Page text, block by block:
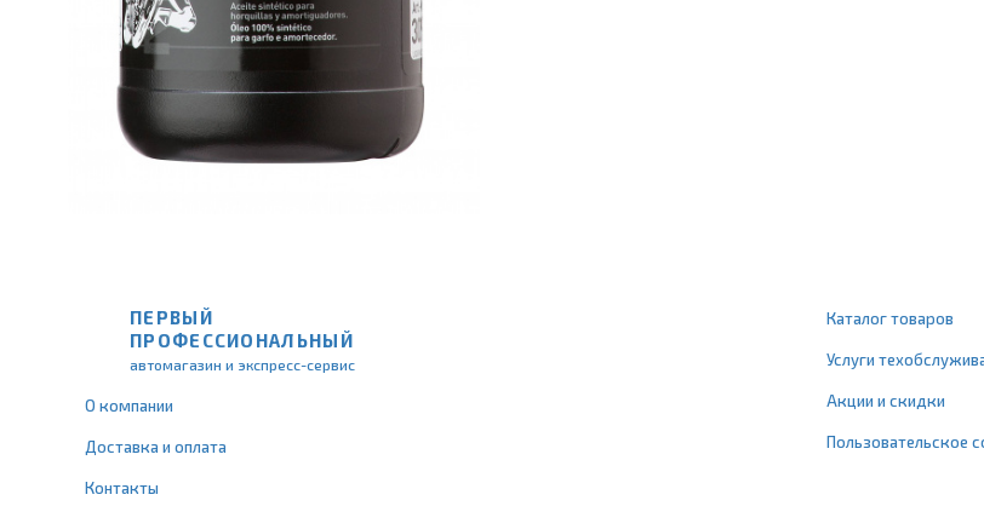
ПЕРВЫЙ
ПРОФЕССИОНАЛЬНЫЙ
автомагазин и экспресс-сервис
О компании
Доставка и оплата
Контакты
Каталог товаров
Услуги
Акции и скидки
Пользовательское